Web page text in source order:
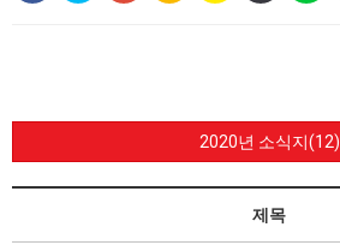
2020년 소식지(12)
제목